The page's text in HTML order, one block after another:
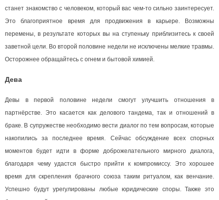
станет знакомство с человеком, который вас чем-то сильно заинтересует.
Это благоприятное время для продвижения в карьере. Возможны
перемены, в результате которых вы на ступеньку приблизитесь к своей
заветной цели. Во второй половине недели не исключены мелкие травмы.
Осторожнее обращайтесь с огнем и бытовой химией.
Дева
Девы в первой половине недели смогут улучшить отношения в
партнёрстве. Это касается как делового тандема, так и отношений в
браке. В супружестве необходимо вести диалог по тем вопросам, которые
накопились за последнее время. Сейчас обсуждение всех спорных
моментов будет идти в форме доброжелательного мирного диалога,
благодаря чему удастся быстро прийти к компромиссу. Это хорошее
время для скрепления брачного союза таким ритуалом, как венчание.
Успешно будут урегулированы любые юридические споры. Также это